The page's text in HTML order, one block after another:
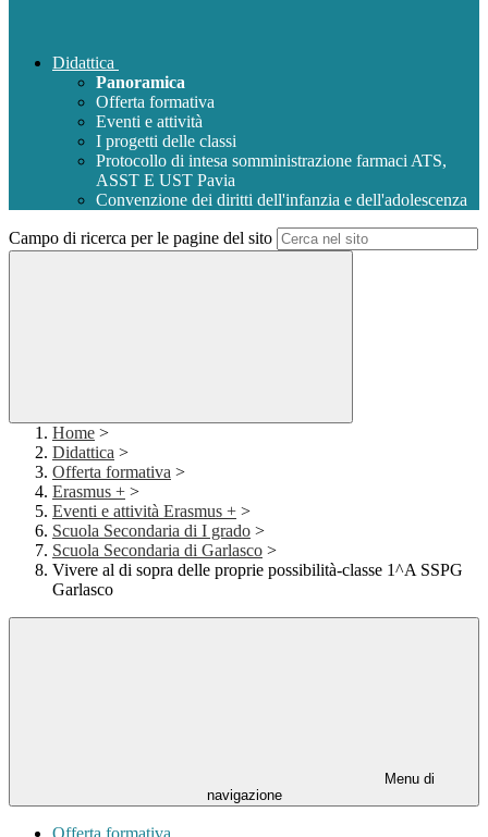
Didattica
Panoramica
Offerta formativa
Eventi e attività
I progetti delle classi
Protocollo di intesa somministrazione farmaci ATS,
ASST E UST Pavia
Convenzione dei diritti dell'infanzia e dell'adolescenza
Campo di ricerca per le pagine del sito
Home >
Didattica >
Offerta formativa >
Erasmus + >
Eventi e attività Erasmus + >
Scuola Secondaria di I grado >
Scuola Secondaria di Garlasco >
Vivere al di sopra delle proprie possibilità-classe 1^A SSPG
Garlasco
Menu di
navigazione